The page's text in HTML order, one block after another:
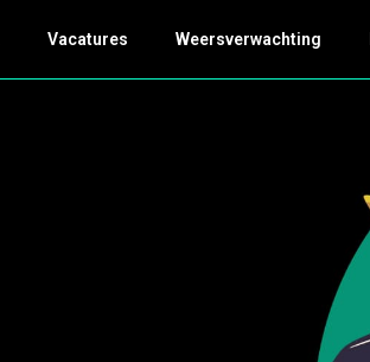
Vacatures Weersverwachting